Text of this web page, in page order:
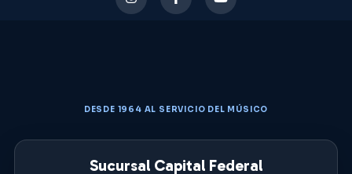
DESDE 1964 AL SERVICIO DEL MÚSICO
Sucursal Capital Federal